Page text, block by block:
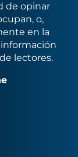
de opinar
o,
en la
lectores.